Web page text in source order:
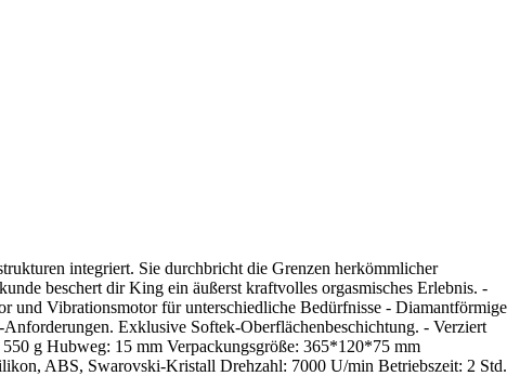
integriert. Sie durchbricht die Grenzen herkömmlicher
beschert dir King ein äußerst kraftvolles orgasmisches Erlebnis. -
und Vibrationsmotor für unterschiedliche Bedürfnisse - Diamantförmige
Exklusive Softek-Oberflächenbeschichtung. - Verziert
g Hubweg: 15 mm Verpackungsgröße: 365*120*75 mm
ABS, Swarovski-Kristall Drehzahl: 7000 U/min Betriebszeit: 2 Std.